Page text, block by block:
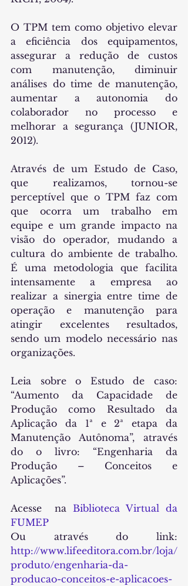
O TPM tem como objetivo elevar
a eficiência dos equipamentos,
assegurar a redução de custos
com manutenção, diminuir
análises do time de manutenção,
aumentar a autonomia do
colaborador no processo e
melhorar a segurança (JUNIOR,
2012).
Através de um Estudo de Caso,
que realizamos, tornou-se
perceptível que o TPM faz com
que ocorra um trabalho em
equipe e um grande impacto na
visão do operador, mudando a
cultura do ambiente de trabalho.
É uma metodologia que facilita
intensamente a empresa ao
realizar a sinergia entre time de
operação e manutenção para
atingir excelentes resultados,
sendo um modelo necessário nas
organizações.
Leia sobre o Estudo de caso:
“Aumento da Capacidade de
Produção como Resultado da
Aplicação da 1ª e 2ª etapa da
Manutenção Autônoma”, através
do o livro: “Engenharia da
Produção – Conceitos e
Aplicações”.
Acesse  na Biblioteca Virtual da
FUMEP
http://www.lifeeditora.com.br/loja/
produto/engenharia-da-
producao-conceitos-e-aplicacoes-